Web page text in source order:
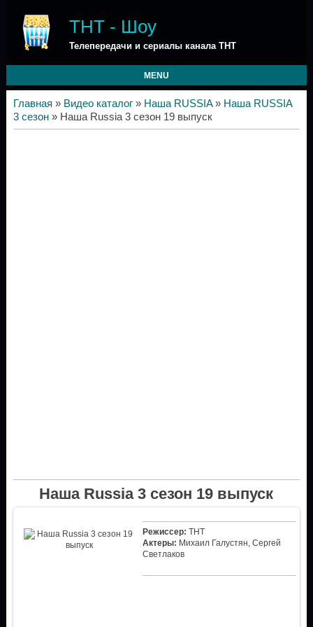
ТНТ - Шоу
Телепередачи и сериалы канала ТНТ
MENU
Главная » Видео каталог» Наша RUSSIA» Наша RUSSIA
3 сезон» Наша Russia 3 сезон 19 выпуск
Наша Russia 3 сезон 19 выпуск
Режиссер: ТНТ
Актеры: Михаил Галустян, Сергей
Светлаков